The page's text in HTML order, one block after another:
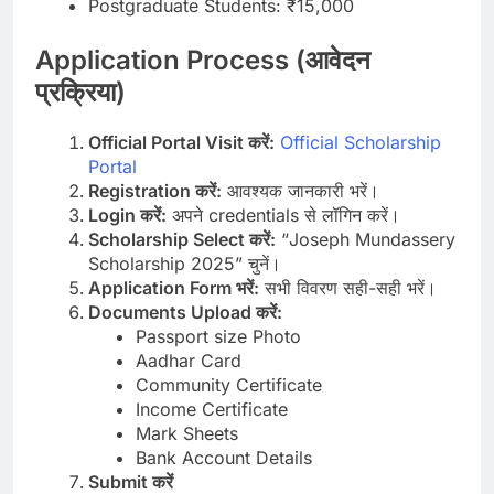
Postgraduate Students: ₹15,000
Application Process (आवेदन
प्रक्रिया)
Official Portal Visit करें: Official Scholarship
Portal
Registration करें: आवश्यक जानकारी भरें।
Login करें: अपने credentials से लॉगिन करें।
Scholarship Select करें: “Joseph Mundassery
Scholarship 2025” चुनें।
Application Form भरें: सभी विवरण सही-सही भरें।
Documents Upload करें:
Passport size Photo
Aadhar Card
Community Certificate
Income Certificate
Mark Sheets
Bank Account Details
Submit करें